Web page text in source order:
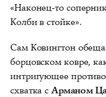
«Наконец-то
Колби в стойке».
Сам Ковингтон
борцовском ковре,
интригующее
схватка сАрманом